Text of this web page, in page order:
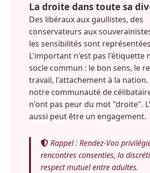
La droite dans toute sa
Des libéraux aux gaullistes, des
conservateurs aux
les sensibilités sont
L'important n'est pas l'étiquette
socle commun : le bon sens, le
travail, l'attachement à la nation.
notre communauté de
n'ont pas peur du mot "droite".
aussi peut être un engagement.
Rappel : Rendez-Voo
rencontres consenties, la
respect mutuel entre adultes.